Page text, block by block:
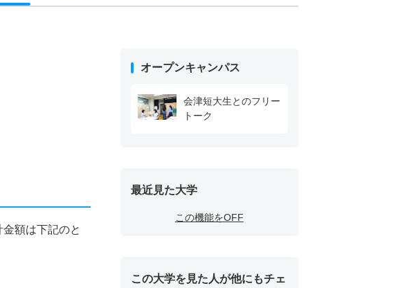
額は下記のと
オープンキャンパス
会津短大生とのフリー
トーク
最近見た大学
この機能をOFF
この大学を見た人が他にもチェ